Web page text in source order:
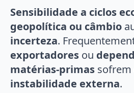
Sensibilidade a ciclos
geopolítica ou câmbio
incerteza.
exportadores ou
matérias-primas sofrem
instabilidade externa.